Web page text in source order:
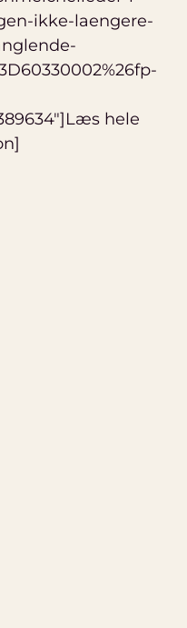
ikke-laengere-
hele